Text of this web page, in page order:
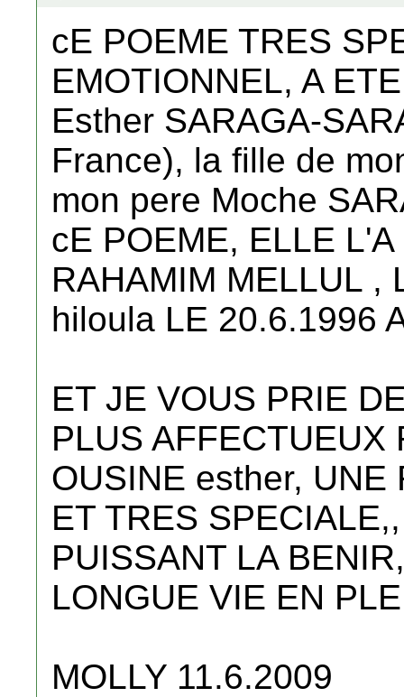
cE POEME TRES
EMOTIONNEL, A
Esther SARAGA-
France), la fille de
mon pere Moche
cE POEME, ELLE
RAHAMIM MELLUL ,
hiloula LE 20.6.1996
ET JE VOUS PRIE
PLUS AFFECTUEUX
OUSINE esther, UNE
ET TRES
PUISSANT LA
LONGUE VIE EN
MOLLY 11.6.2009